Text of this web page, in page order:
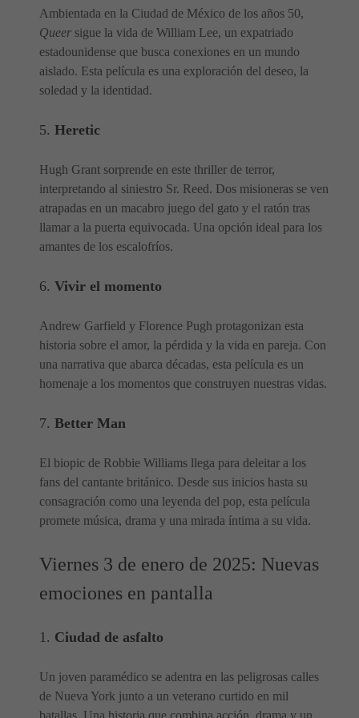
Ambientada en la Ciudad de México de los años 50,
Queer sigue la vida de William Lee, un expatriado
estadounidense que busca conexiones en un mundo
aislado. Esta película es una exploración del deseo, la
soledad y la identidad.
5. Heretic
Hugh Grant sorprende en este thriller de terror,
interpretando al siniestro Sr. Reed. Dos misioneras se ven
atrapadas en un macabro juego del gato y el ratón tras
llamar a la puerta equivocada. Una opción ideal para los
amantes de los escalofríos.
6. Vivir el momento
Andrew Garfield y Florence Pugh protagonizan esta
historia sobre el amor, la pérdida y la vida en pareja. Con
una narrativa que abarca décadas, esta película es un
homenaje a los momentos que construyen nuestras vidas.
7. Better Man
El biopic de Robbie Williams llega para deleitar a los
fans del cantante británico. Desde sus inicios hasta su
consagración como una leyenda del pop, esta película
promete música, drama y una mirada íntima a su vida.
Viernes 3 de enero de 2025: Nuevas
emociones en pantalla
1. Ciudad de asfalto
Un joven paramédico se adentra en las peligrosas calles
de Nueva York junto a un veterano curtido en mil
batallas. Una historia que combina acción, drama y un